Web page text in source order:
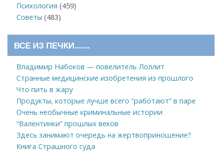
Психология (459)
Советы (483)
ВСЕ ИЗ ПЕЧКИ…….
Владимир Набоков — повелитель Лоллит
Странные медицинские изобретения из прошлого
Что пить в жару
Продукты, которые лучше всего “работают” в паре
Очень необычные криминальные истории
“Валентинки” прошлых веков
Здесь занимают очередь на жертвоприношение?
Книга Страшного суда